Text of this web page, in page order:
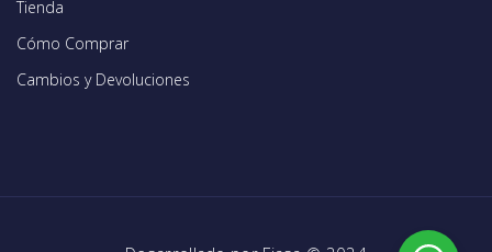
Tienda
Cómo Comprar
Cambios y Devoluciones